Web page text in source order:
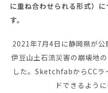
に重ね合わせられる形式）
す。
2021年7月4日に静岡県が公
伊豆山土石流災害の崩壊地
した。SketchfabからCCラ
ドできるよう